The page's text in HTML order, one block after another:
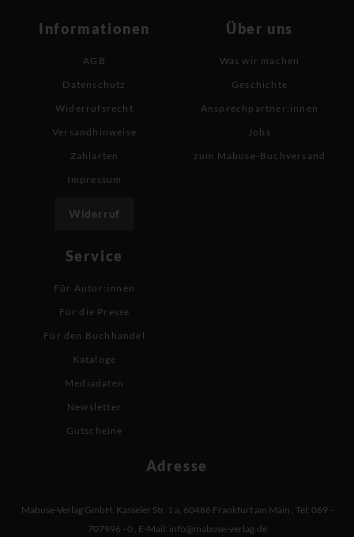
Informationen
AGB
Datenschutz
Widerrufsrecht
Versandhinweise
Zahlarten
Impressum
Widerruf
Über uns
Was wir machen
Geschichte
Ansprechpartner:innen
Jobs
zum Mabuse-Buchversand
Service
Für Autor:innen
Für die Presse
Für den Buchhandel
Kataloge
Mediadaten
Newsletter
Gutscheine
Adresse
Mabuse-Verlag GmbH Kasseler Str. 1 a 60486 Frankfurt am Main Tel: 069 -
707996 - 0 E-Mail: info@mabuse-verlag.de